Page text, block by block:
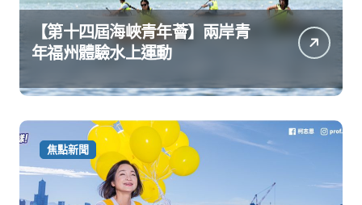
【第十四屆海峽青年薈】兩岸青
年福州體驗水上運動
焦點新聞